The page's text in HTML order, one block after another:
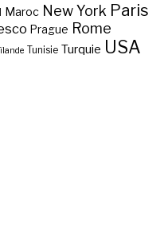
Maroc New York Paris
Prague Rome
Tunisie Turquie USA